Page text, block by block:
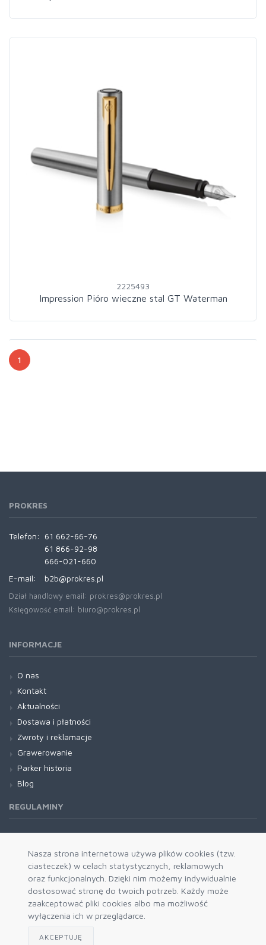
Nasza strona internetowa używa plików cookies (tzw.
ciasteczek) w celach statystycznych, reklamowych
oraz funkcjonalnych. Dzięki nim możemy indywidualnie
dostosować stronę do twoich potrzeb. Każdy może
zaakceptować pliki cookies albo ma możliwość
wyłączenia ich w przeglądarce.
AKCEPTUJĘ
2225493
Impression Pióro wieczne stal GT Waterman
1
PROKRES
Telefon:
61 662-66-76
61 866-92-98
666-021-660
E-mail:
b2b@prokres.pl
Dział handlowy email: prokres@prokres.pl
Księgowość email: biuro@prokres.pl
INFORMACJE
O nas
Kontakt
Aktualności
Dostawa i płatności
Zwroty i reklamacje
Grawerowanie
Parker historia
Blog
REGULAMINY